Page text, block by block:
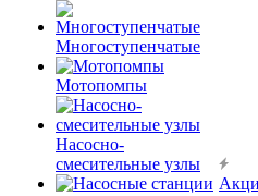
Многоступенчатые
Мотопомпы
Насосно-
смесительные узлы